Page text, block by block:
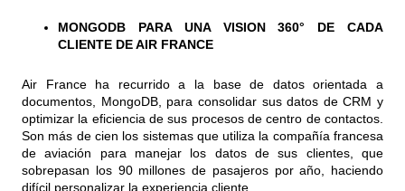
MONGODB PARA UNA VISION 360° DE CADA
CLIENTE DE AIR FRANCE
Air France ha recurrido a la base de datos orientada a
documentos, MongoDB, para consolidar sus datos de CRM y
optimizar la eficiencia de sus procesos de centro de contactos.
Son más de cien los sistemas que utiliza la compañía francesa
de aviación para manejar los datos de sus clientes, que
sobrepasan los 90 millones de pasajeros por año, haciendo
difícil personalizar la experiencia cliente.